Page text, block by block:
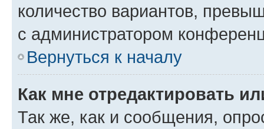
количество вариантов,
с администратором
Вернуться к началу
Как мне отредактировать
Так же, как и сообщения,